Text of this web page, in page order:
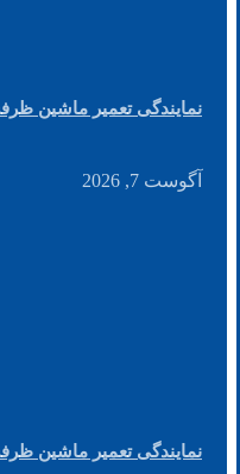
نمایندگی تعمیر ماشین
آگوست 7, 2026
نمایندگی تعمیر ماشین